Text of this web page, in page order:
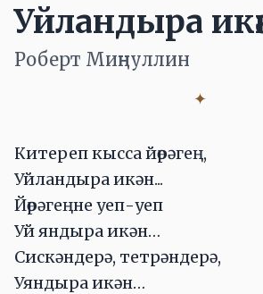
Уйландыра
Роберт Миңнуллин
✦
Китереп кысса йөрәгең,
Уйландыра икән...
Йөрәгеңне уеп-уеп
Уй яндыра икән…
Сискәндерә, тетрәндерә,
Уяндыра икән…